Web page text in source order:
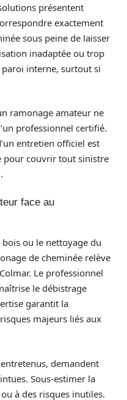
présentent
exactement
sous peine de laisser
inadaptée ou trop
interne, surtout si
ramonage amateur ne
professionnel certifié.
entretien officiel est
pour couvrir tout sinistre
face au
bois ou le nettoyage du
de cheminée relève
Le professionnel
le débistrage
garantit la
majeurs liés aux
demandent
Sous-estimer la
à des risques inutiles.